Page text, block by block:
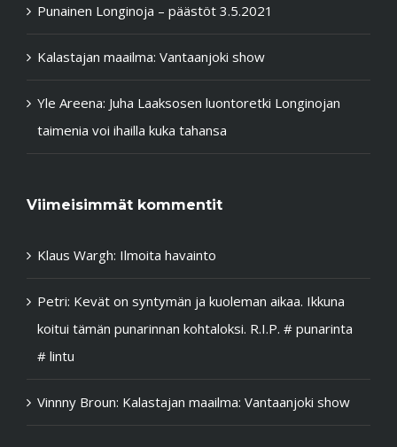
Punainen Longinoja – päästöt 3.5.2021
Kalastajan maailma: Vantaanjoki show
Yle Areena: Juha Laaksosen luontoretki Longinojan
taimenia voi ihailla kuka tahansa
Viimeisimmät kommentit
Klaus Wargh: Ilmoita havainto
Petri: Kevät on syntymän ja kuoleman aikaa. Ikkuna
koitui tämän punarinnan kohtaloksi. R.I.P. # punarinta
# lintu
Vinnny Broun: Kalastajan maailma: Vantaanjoki show